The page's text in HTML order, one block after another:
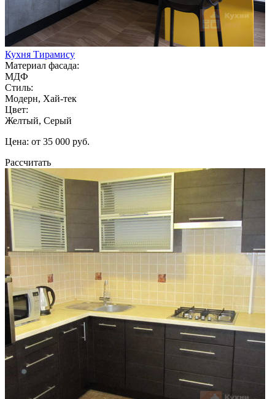
Кухня Тирамису
Материал фасада:
МДФ
Стиль:
Модерн, Хай-тек
Цвет:
Желтый, Серый
Цена: от 35 000 руб.
Рассчитать